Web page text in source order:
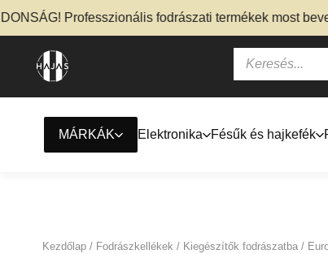
Professzionális fodrászati termékek most
MÁRKÁK Elektronika Fésűk és hajkefék
Kezdőlap / Fodrászkellékek / Kiegészítők fodrászatba /